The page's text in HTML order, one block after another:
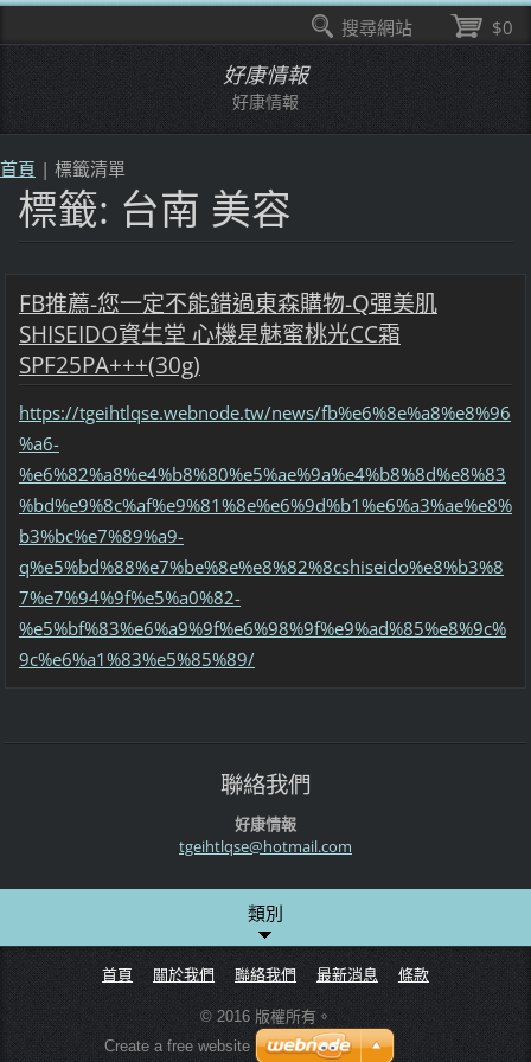
好康情報
好康情報
首頁 | 標籤清單
標籤: 台南 美容
FB推薦-您一定不能錯過東森購物-Q彈美肌
SHISEIDO資生堂 心機星魅蜜桃光CC霜
SPF25PA+++(30g)
https://tgeihtlqse.webnode.tw/news/fb%e6%8e%a8%e8%96
%a6-
%e6%82%a8%e4%b8%80%e5%ae%9a%e4%b8%8d%e8%83
%bd%e9%8c%af%e9%81%8e%e6%9d%b1%e6%a3%ae%e8%
b3%bc%e7%89%a9-
q%e5%bd%88%e7%be%8e%e8%82%8cshiseido%e8%b3%8
7%e7%94%9f%e5%a0%82-
%e5%bf%83%e6%a9%9f%e6%98%9f%e9%ad%85%e8%9c%
9c%e6%a1%83%e5%85%89/
聯絡我們
好康情報
tgeihtlqse@hotmail.com
類別
首頁 關於我們 聯絡我們 最新消息 條款
© 2016 版權所有。
Create a free website
$0
搜尋網站